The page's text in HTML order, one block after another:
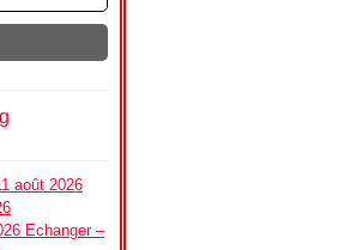
août 2026
Echanger –